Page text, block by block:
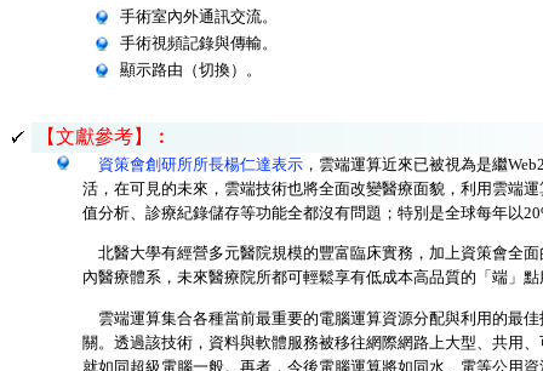
手術室內外通訊交流。
手術視頻記錄與傳輸。
顯示路由（切換）。
【文獻參考】︰
資策會創研所所長楊仁達表示 ，雲端運算近來已被視為是繼
活，在可見的未來，雲端技術也將全面改變醫療面貌，利用雲端
值分析、診療紀錄儲存等功能全都沒有問題；特別是全球每年以
北醫大學有經營多元醫院規模的豐富臨床實務，加上資策會全
內醫療體系，未來醫療院所都可輕鬆享有低成本高品質的「端」
雲端運算集合各種當前最重要的電腦運算資源分配與利用的最
關。透過該技術，資料與軟體服務被移往網際網路上大型、共用
就如同超級電腦一般。再者，今後電腦運算將如同水、電等公用